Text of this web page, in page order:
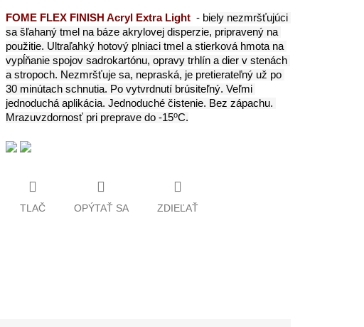
FOME FLEX FINISH Acryl Extra Light - biely nezmršťujúci
sa šľahaný tmel na báze akrylovej disperzie, pripravený na
použitie. Ultraľahký hotový plniaci tmel a stierková hmota na
vypĺňanie spojov sadrokartónu, opravy trhlín a dier v stenách
a stropoch. Nezmršťuje sa, nepraská, je pretierateľný už po
30 minútach schnutia. Po vytvrdnutí brúsiteľný. Veľmi
jednoduchá aplikácia. Jednoduché čistenie. Bez zápachu.
Mrazuvzdornosť pri preprave do -15oC.
TLAČ OPÝTAŤ SA ZDIEĽAŤ